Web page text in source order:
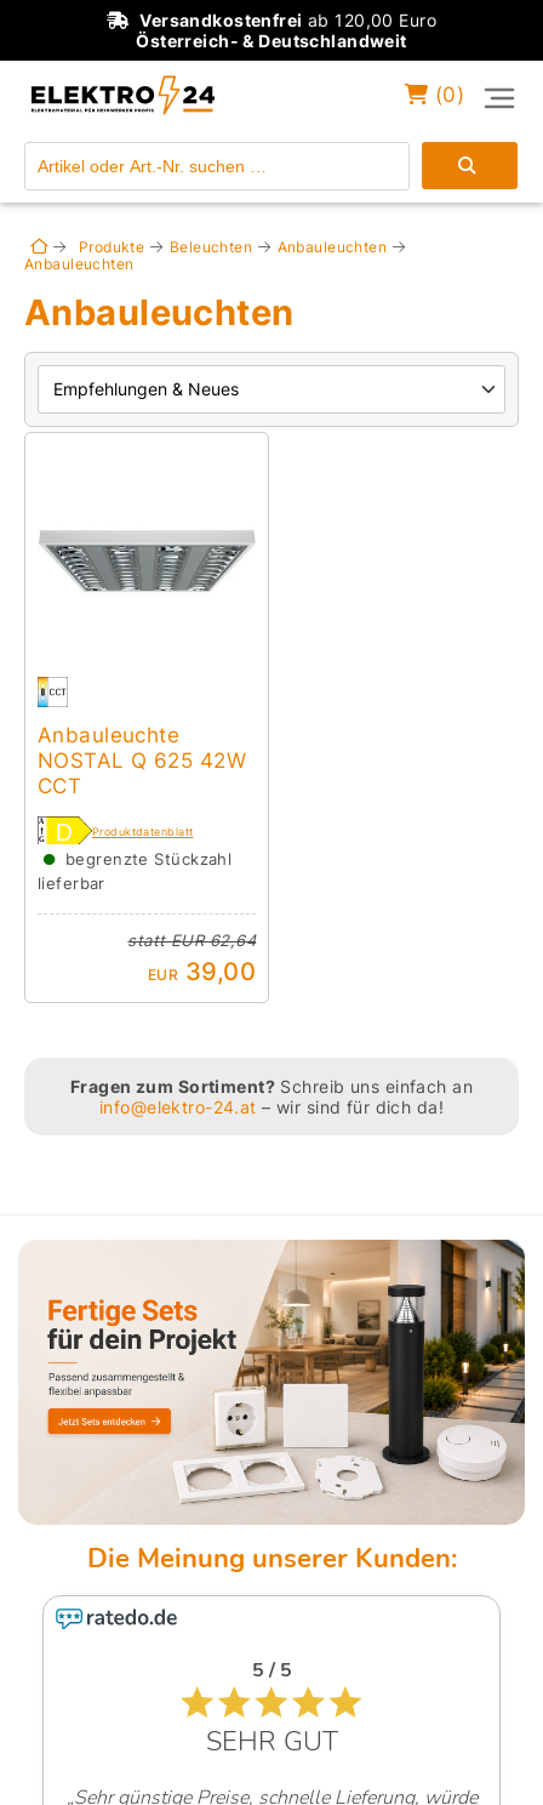
Versandkostenfrei ab 120,00 Euro
Österreich- & Deutschlandweit
Einloggen
(0)
Produkte Beleuchten
Anbauleuchten
Anbauleuchten
Anbauleuchten
Anbauleuchte
NOSTAL Q 625 42W
CCT
Produktdatenblatt
● begrenzte Stückzahl
lieferbar
stattEUR 62,64
EUR 39,00
Fragen zum Sortiment? Schreib uns einfach an
info@elektro-24.at – wir sind für dich da!
5 / 5
SEHR GUT
„Sehr günstige Preise, schnelle Lieferung, würde